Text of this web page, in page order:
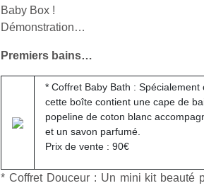
Baby Box !
Démonstration…
Premiers bains…
* Coffret Baby Bath :
cette boîte contient une cape de
popeline de coton blanc
et un savon parfumé.
Prix de vente : 90€
* Coffret Douceur : Un mini kit beauté